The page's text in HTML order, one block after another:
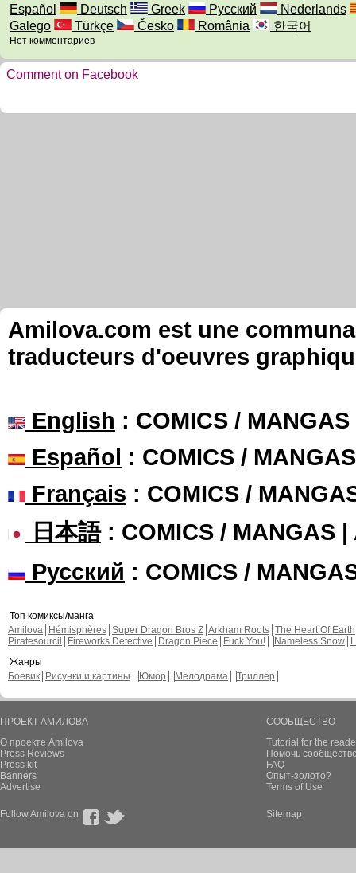
Español
Deutsch Greek Русский
Nederlands
Galego
Türkçe Česko România 한국어
Нет комментариев
Comment on Facebook
Amilova.com est une
traducteurs d'oeuvres
English : COMICS /
Español : COMICS /
Français : COMICS /
日本語: COMICS / MANGAS |
Русский : COMICS /
Топ комиксы/манга
Amilova
Hémisphères Super Dragon Bros Z Arkham Roots The Heart Of Earth
Piratesourcil
Fireworks Detective Dragon Piece Fuck You! Nameless Snow
Жанры
Боевик
Рисунки и картины Юмор Мелодрама Триллер
ПРОЕКТ АМИЛОВА
О проекте Amilova
Press Reviews
Press kit
Banners
Advertise
СООБЩЕСТВО
Tutorial for the
Помочь
FAQ
Опыт-золото?
Terms of Use
Follow Amilova on Sitemap